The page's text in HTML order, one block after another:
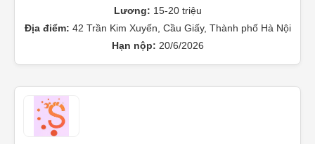
Lương: 15-20 triệu
Địa điểm: 42 Trần Kim Xuyến, Cầu Giấy, Thành phố Hà Nội
Hạn nộp: 20/6/2026